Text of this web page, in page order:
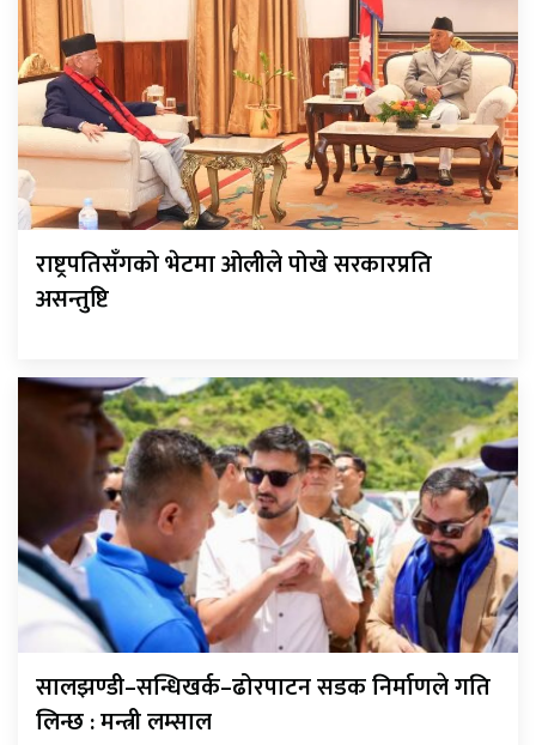
राष्ट्रपतिसँगको भेटमा ओलीले पोखे सरकारप्रति
असन्तुष्टि
सालझण्डी–सन्धिखर्क–ढोरपाटन सडक निर्माणले गति
लिन्छ : मन्त्री लम्साल